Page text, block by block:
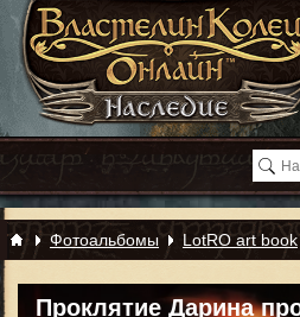
Фотоальбомы LotRO art book
Проклятие Дарина